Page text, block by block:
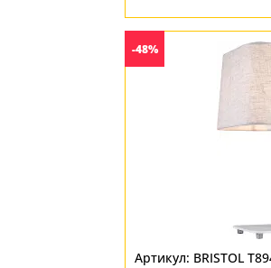
-48%
BRISTOL